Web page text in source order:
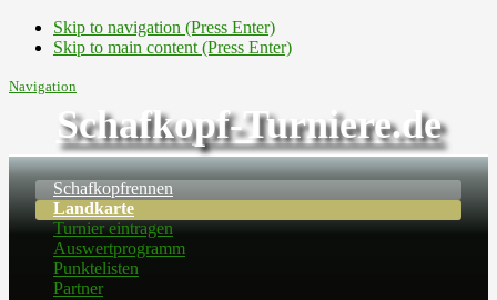
Skip to navigation (Press Enter)
Skip to main content (Press Enter)
Navigation
Schafkopf-Turniere.de
Schafkopfrennen
Landkarte
Turnier eintragen
Auswertprogramm
Punktelisten
Partner